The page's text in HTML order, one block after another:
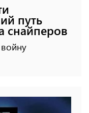
путь
снайперов